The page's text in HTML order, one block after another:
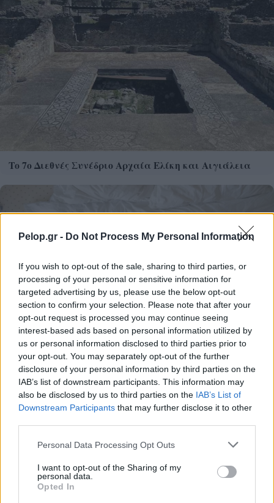
Pelop.gr - Do Not Process My Personal Information
If you wish to opt-out of the sale, sharing to third parties, or
processing of your personal or sensitive information for
targeted advertising by us, please use the below opt-out
section to confirm your selection. Please note that after your
opt-out request is processed you may continue seeing
interest-based ads based on personal information utilized by
us or personal information disclosed to third parties prior to
your opt-out. You may separately opt-out of the further
disclosure of your personal information by third parties on the
IAB’s list of downstream participants. This information may
also be disclosed by us to third parties on the IAB’s List of
Downstream Participants that may further disclose it to other
Please note that this website/app uses one or more Google
not limited to your visit or usage behaviour. You may click to
grant or deny consent to Google and its third-party tags to
use your data for below specified purposes in below Google
Personal Data Processing Opt Outs
I want to opt-out of the Sharing of my
personal data.
Opted In
Το 7ο Διεθνές Συνέδριο Αρχαία Ελίκη και Αιγιάλεια
Θηλασμός: Το «θαύμα» των πρώτων 1.000 ημερών – Τι
συμβαίνει στον εγκέφαλο του μωρού